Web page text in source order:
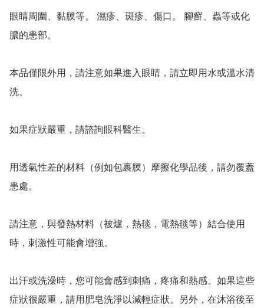
眼睛周圍、黏膜等。 濕疹、斑疹、傷口。 腳癬、蟲等或化
膿的患部。
本品僅限外用，請注意如果進入眼睛，請立即用水或溫水清
洗。
如果症狀嚴重，請諮詢眼科醫生。
用透氣性差的材料（例如包裹膜）摩擦化學品後，請勿覆蓋
患處。
請注意，與發熱材料（被爐，熱毯，電熱毯等）結合使用
時，刺激性可能會增強。
​出汗或洗澡時，您可能會感到刺痛，疼痛和熱感。如果這些
症狀很嚴重，請用肥皂洗淨以減輕症狀。另外，在沐浴後至